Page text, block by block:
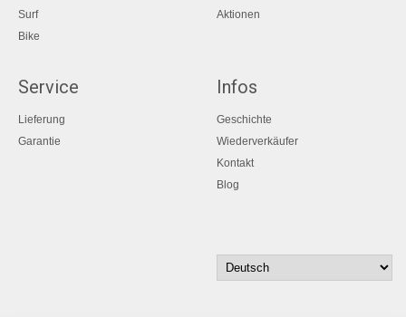
Surf
Bike
Aktionen
Service
Lieferung
Garantie
Infos
Geschichte
Wiederverkäufer
Kontakt
Blog